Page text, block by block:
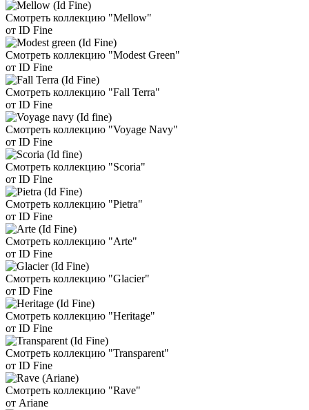
Смотреть коллекцию "Mellow"
от ID Fine
Смотреть коллекцию "Modest Green"
от ID Fine
Смотреть коллекцию "Fall Terra"
от ID Fine
Смотреть коллекцию "Voyage Navy"
от ID Fine
Смотреть коллекцию "Scoria"
от ID Fine
Смотреть коллекцию "Pietra"
от ID Fine
Смотреть коллекцию "Arte"
от ID Fine
Смотреть коллекцию "Glacier"
от ID Fine
Смотреть коллекцию "Heritage"
от ID Fine
Смотреть коллекцию "Transparent"
от ID Fine
Смотреть коллекцию "Rave"
от Ariane